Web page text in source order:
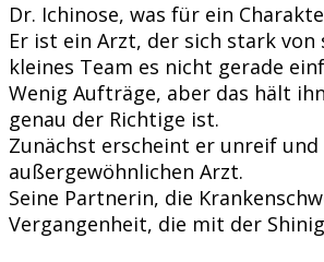
Dr. Ichinose, was für ein
Er ist ein Arzt, der sich stark
kleines Team es nicht gerade
Wenig Aufträge, aber das hält
genau der Richtige ist.
Zunächst erscheint er unreif
außergewöhnlichen Arzt.
Seine Partnerin, die
Vergangenheit, die mit der